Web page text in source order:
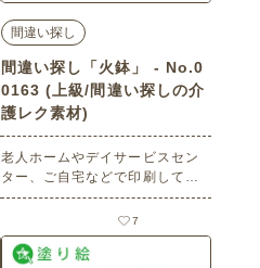
間違い探し
間違い探し「火鉢」 - No.0
0163 (上級/間違い探しの介
護レク素材)
老人ホームやデイサービスセン
ター、ご自宅などで印刷してお
使いいただける無料の高齢者向
け介護レク素材（間違い探し・
上級）です。
7